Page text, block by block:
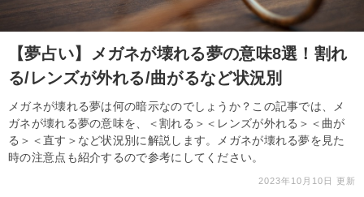
【夢占い】メガネが壊れる夢の意味8選！割れ
る/レンズが外れる/曲がるなど状況別
メガネが壊れる夢は何の暗示なのでしょうか？この記事では、メ
ガネが壊れる夢の意味を、＜割れる＞＜レンズが外れる＞＜曲が
る＞＜直す＞など状況別に解説します。メガネが壊れる夢を見た
時の注意点も紹介するので参考にしてください。
2023年10月10日 更新